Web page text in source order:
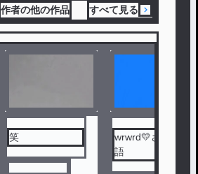
作者の他の作品 すべて見る
笑
wrwrd💛さん物
語